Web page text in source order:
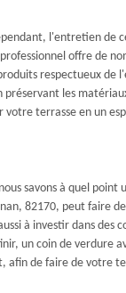
l'entretien de
offre de
respectueux
les
terrasse en un
savons à quel point
82170, peut faire
à investir dans des
un coin de verdure
afin de faire de votre